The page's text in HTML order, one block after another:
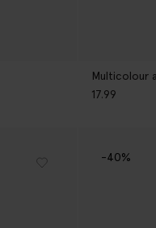
Multicolour
17.99
-40%